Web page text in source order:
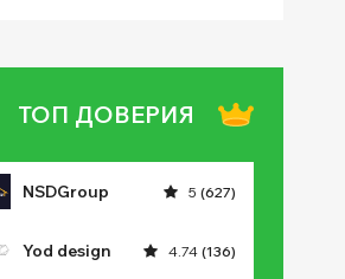
ТОП ДОВЕРИЯ
NSDGroup 5 (627)
Yod design 4.74 (136)